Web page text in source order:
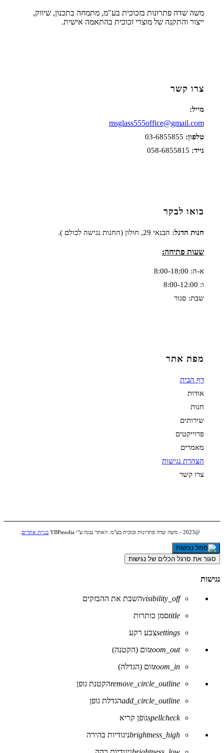
משה שדה פתרונות בזכוכית בע"מ, מתמחה בתכנון, שיווק,
ייצור והתקנה של מוצרי זכוכית בהתאמה אישית.
צרו קשר
מייל:
msglass555office@gmail.com
טלפון:
נייד: 058-6855815
בואו לבקר
חנות הדגל: הבנאי 29, חולון (החנות נגישה לכולם ).
שעות פתיחה:
א-ה: 8:00-18:00
ו: 8:00-12:00
שבת: סגור
מפת אתר
דף הבית
אודות
חנות
שירותים
פרוייקטים
מאמרים
הצהרת נגישות
צרו קשר
@2023 - משה שדה פתרונות זכוכית בע"מ. האתר נבנה ע"י YBPmedia בניית אתרים
סגור את סרגל הכלים של נגישות
נגישות
visibility_offהשבת את ההבזקים
titleסמן כותרות
settingsצבע רקע
zoom_outזום (הקטנה)
zoom_inזום (הגדלה)
remove_circle_outlineהקטנת גופן
add_circle_outlineהגדלת גופן
spellcheckגופן קריא
brightness_highניגודיות בהירה